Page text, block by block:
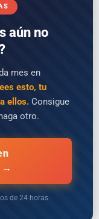
aún no
mes en
esto, tu
ellos.Consigue
otro.
→
de 24 horas